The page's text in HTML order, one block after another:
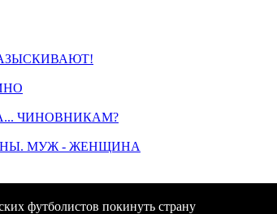
ЧИНОВНИКАМ?
МУЖ - ЖЕНЩИНА
футболистов покинуть страну